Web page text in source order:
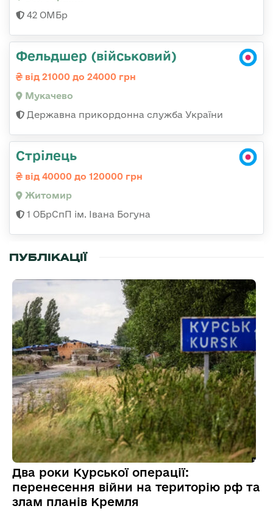
42 ОМБр
Фельдшер (військовий)
від 21000 до 24000 грн
Мукачево
Державна прикордонна служба України
Стрілець
від 40000 до 120000 грн
Житомир
1 ОБрСпП ім. Івана Богуна
ПУБЛІКАЦІЇ
Два роки Курської операції:
перенесення війни на територію рф та
злам планів Кремля